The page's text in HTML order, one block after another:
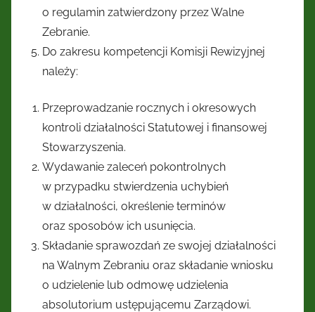
o regulamin zatwierdzony przez Walne
Zebranie.
Do zakresu kompetencji Komisji Rewizyjnej
należy:
Przeprowadzanie rocznych i okresowych
kontroli działalności Statutowej i finansowej
Stowarzyszenia.
Wydawanie zaleceń pokontrolnych
w przypadku stwierdzenia uchybień
w działalności, określenie terminów
oraz sposobów ich usunięcia.
Składanie sprawozdań ze swojej działalności
na Walnym Zebraniu oraz składanie wniosku
o udzielenie lub odmowę udzielenia
absolutorium ustępującemu Zarządowi.